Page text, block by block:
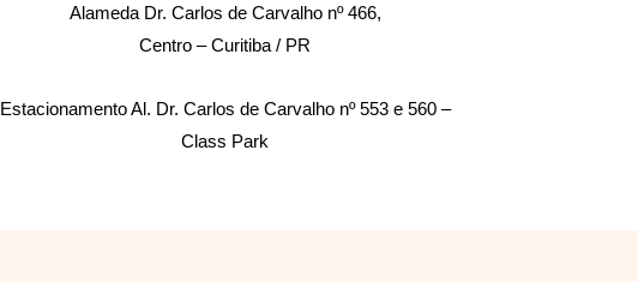
Alameda Dr. Carlos de Carvalho nº 466,
Centro – Curitiba / PR
Estacionamento Al. Dr. Carlos de Carvalho nº 553 e 560 –
Class Park